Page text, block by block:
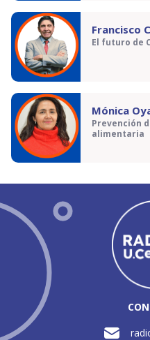
Francisco
El futuro de
Mónica
Prevención
alimentaria